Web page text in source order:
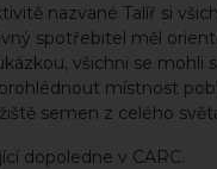
nazvané Talíř si
spotřebitel měl
všichni se mohli
místnost
semen z celého
dopoledne v CARC.